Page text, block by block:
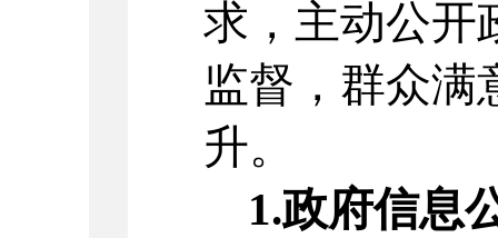
求，主动公开
监督，群众满
升。
1.政府信息